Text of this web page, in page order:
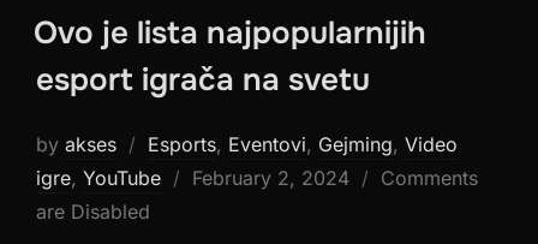
Ovo je lista najpopularnijih
esport igrača na svetu
by akses Esports, Eventovi, Gejming, Video
igre, YouTube
Posted
February 2, 2024
Comments
are Disabled